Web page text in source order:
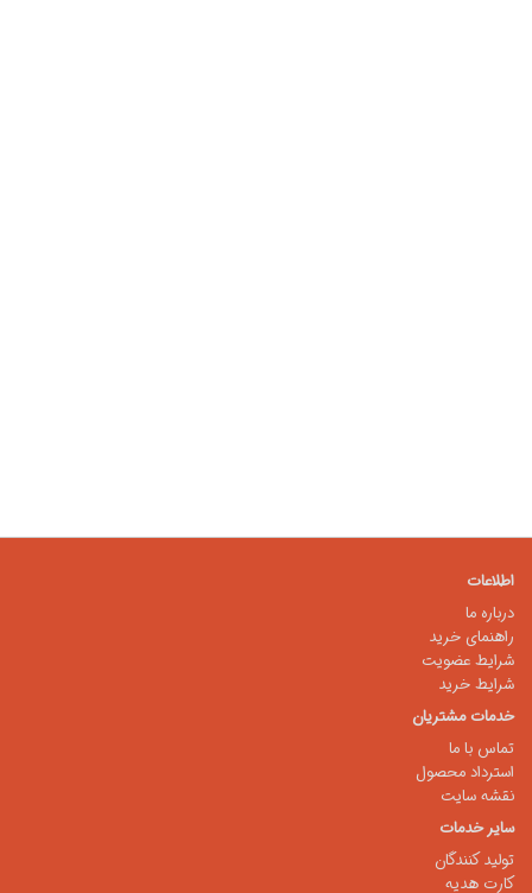
اطلاعات
درباره ما
راهنمای خرید
شرایط عضویت
شرایط خرید
خدمات مشتریان
تماس با ما
استرداد محصول
نقشه سایت
سایر خدمات
تولید کنندگان
کارت هدیه